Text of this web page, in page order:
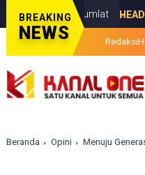
BREAKING
NEWS
Maklumlat HEADLINE
Redaksi
Beranda Opini Menuju Generasi